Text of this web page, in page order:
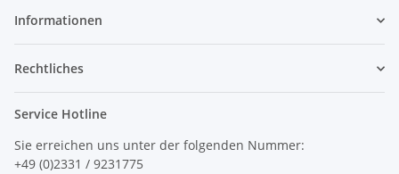
Informationen
Rechtliches
Service Hotline
Sie erreichen uns unter der folgenden Nummer:
+49 (0)2331 / 9231775